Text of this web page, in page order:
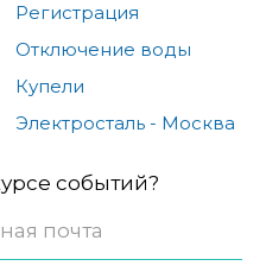
Регистрация
Отключение воды
Купели
Электросталь - Москва
событий?